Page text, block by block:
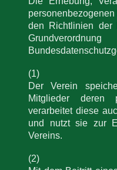
den Richtlinien der
(1)
Der Verein
Mitglieder deren
verarbeitet diese
und nutzt sie zur
Vereins.
(2)